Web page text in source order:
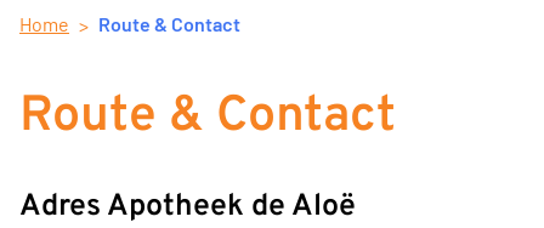
Home Route & Contact
Route & Contact
Adres Apotheek de Aloë